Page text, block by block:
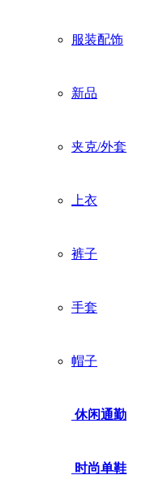
服装配饰
新品
夹克/外套
上衣
裤子
手套
帽子
休闲通勤
时尚单鞋